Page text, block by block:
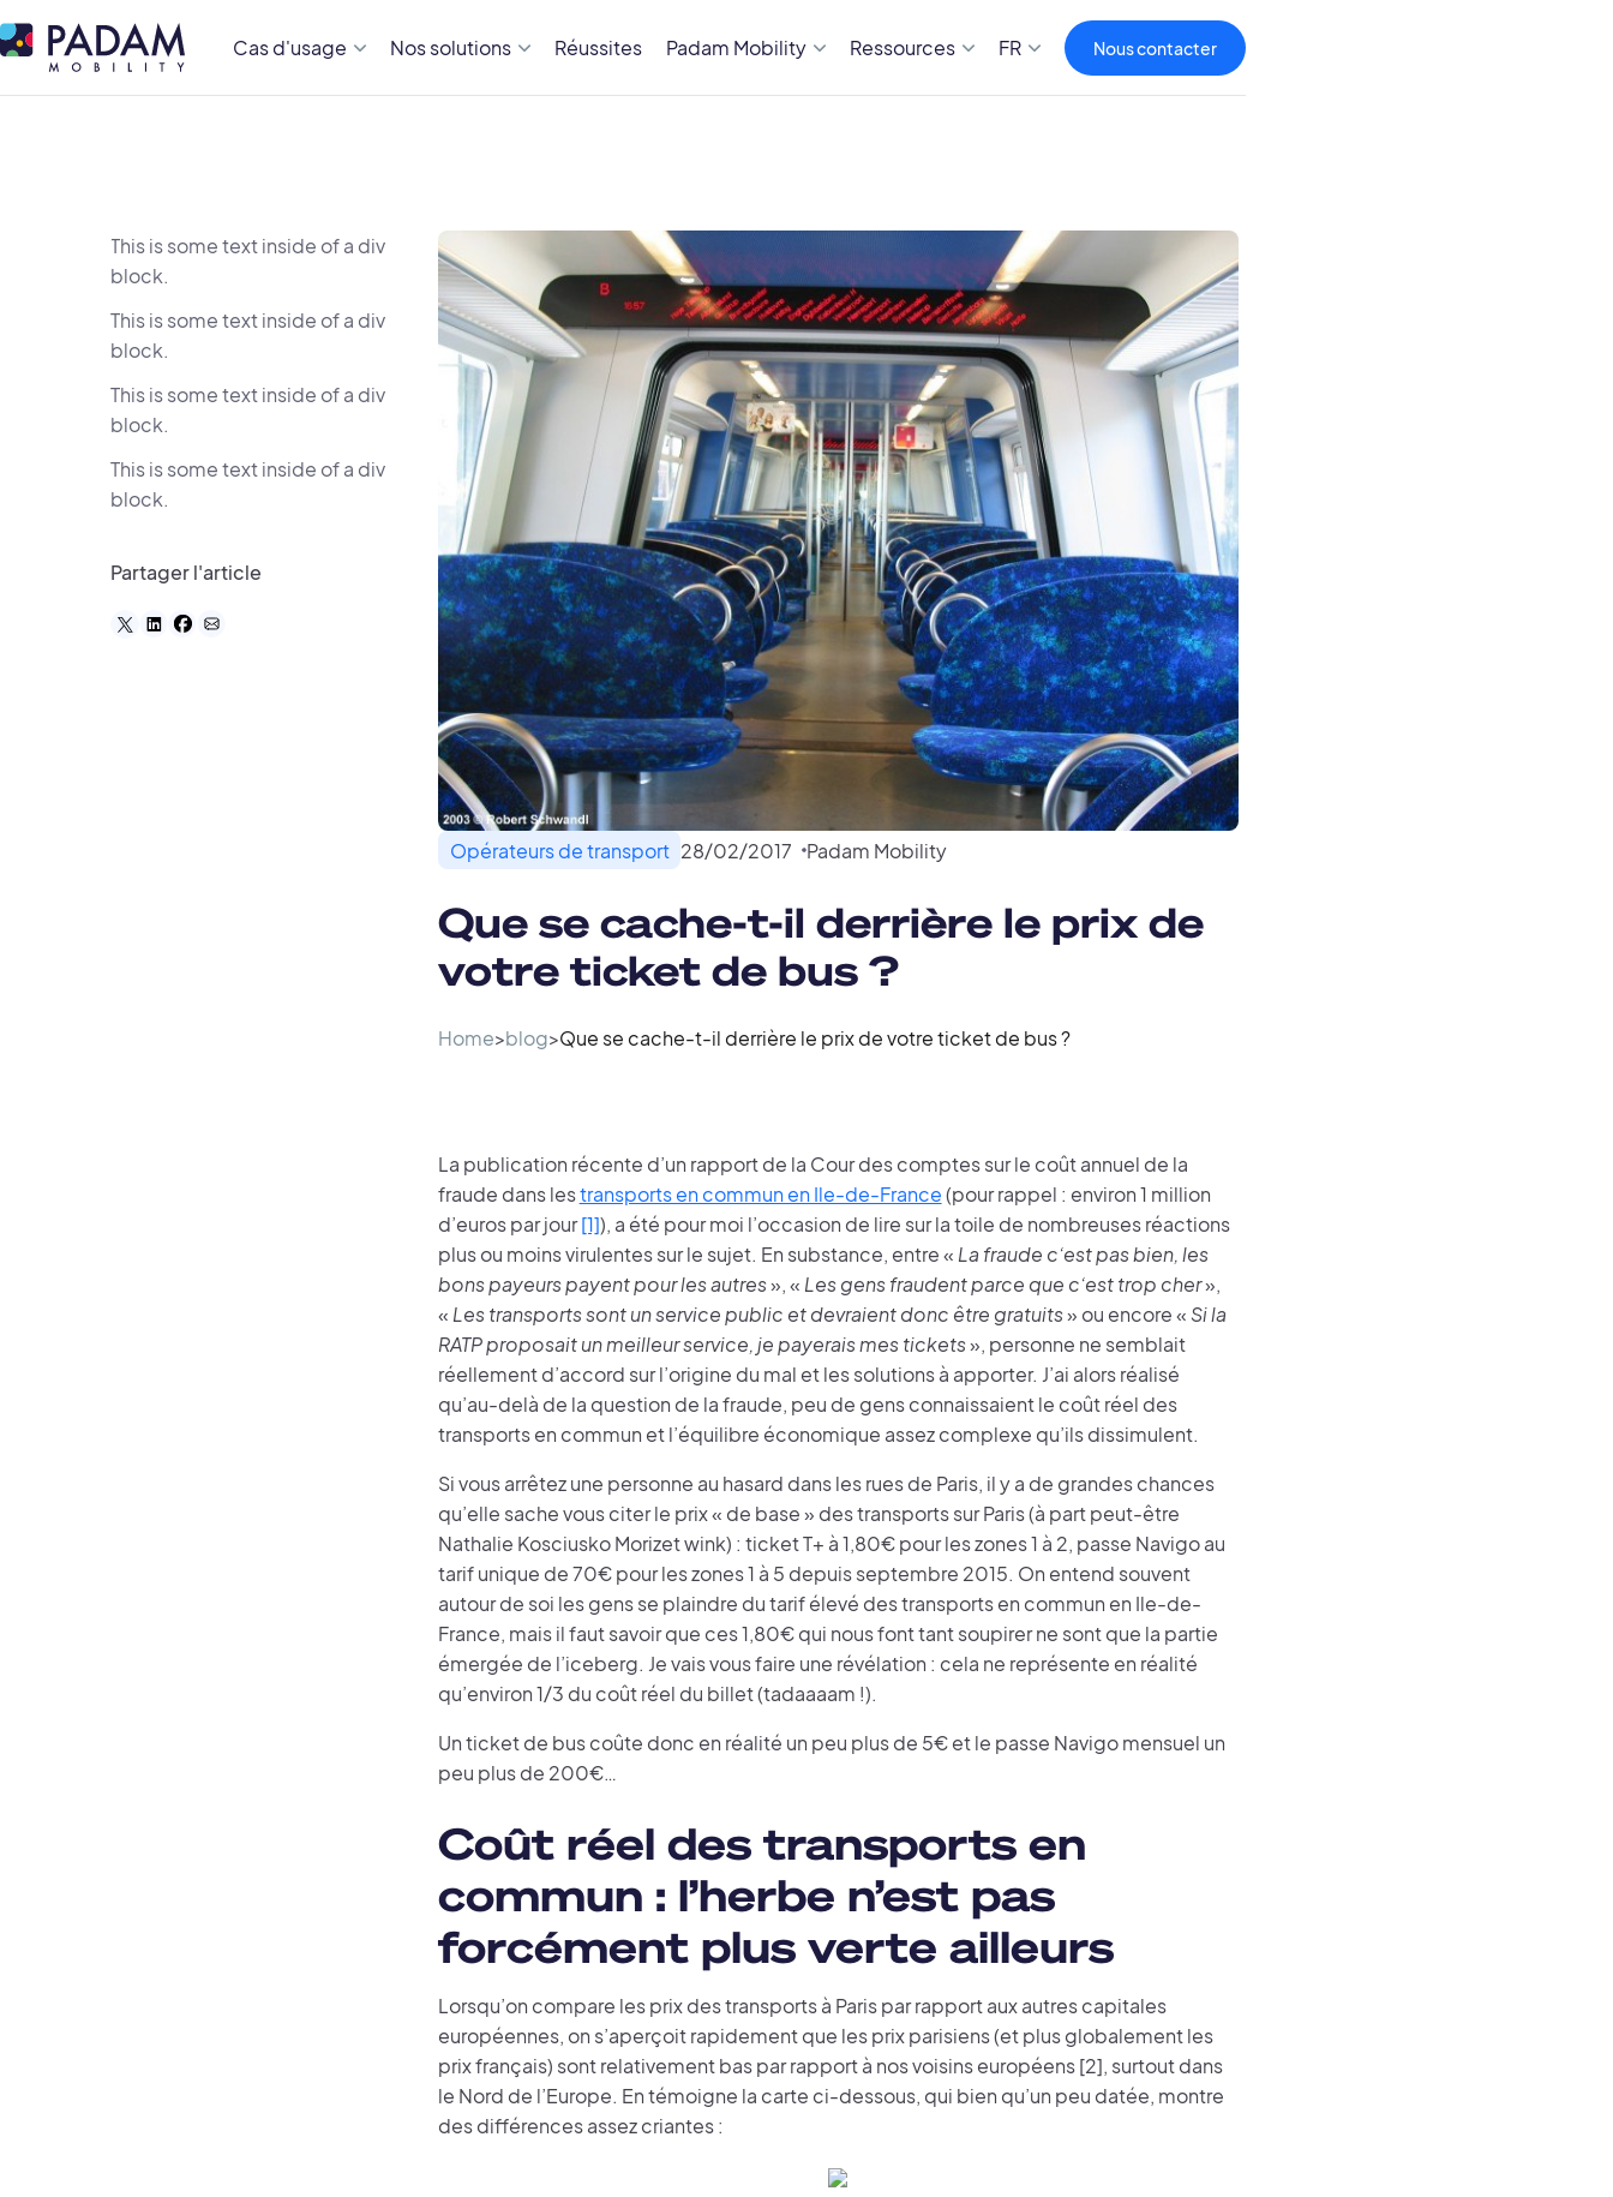
Cas d'usage Nos solutions Réussites Padam Mobility Ressources FR Nous contacter
This is some text inside of a div
block.
This is some text inside of a div
block.
This is some text inside of a div
block.
This is some text inside of a div
block.
Partager l'article
Home>blog>Que se cache-t-il derrière le prix de votre ticket de bus ?
Que se cache-t-il derrière le prix de
votre ticket de bus ?
Opérateurs de transport 28/02/2017 Padam Mobility
La publication récente d’un rapport de la Cour des comptes sur le coût annuel de la
fraude dans lestransports en commun en Ile-de-France(pour rappel : environ 1 million
d’euros par jour[1]), a été pour moi l’occasion de lire sur la toile de nombreuses réactions
plus ou moins virulentes sur le sujet. En substance, entre « La fraude c’est pas bien, les
bons payeurs payent pour les autres», « Les gens fraudent parce que c’est trop cher»,
« Les transports sont un service public et devraient donc être gratuits» ou encore « Si la
RATP proposait un meilleur service, je payerais mes tickets», personne ne semblait
réellement d’accord sur l’origine du mal et les solutions à apporter. J’ai alors réalisé
qu’au-delà de la question de la fraude, peu de gens connaissaient le coût réel des
transports en commun et l’équilibre économique assez complexe qu’ils dissimulent.
Si vous arrêtez une personne au hasard dans les rues de Paris, il y a de grandes chances
qu’elle sache vous citer le prix « de base » des transports sur Paris (à part peut-être
Nathalie Kosciusko Morizet wink) : ticket T+ à 1,80€ pour les zones 1 à 2, passe Navigo au
tarif unique de 70€ pour les zones 1 à 5 depuis septembre 2015. On entend souvent
autour de soi les gens se plaindre du tarif élevé des transports en commun en Ile-de-
France, mais il faut savoir que ces 1,80€ qui nous font tant soupirer ne sont que la partie
émergée de l’iceberg. Je vais vous faire une révélation : cela ne représente en réalité
qu’environ 1/3 du coût réel du billet (tadaaaam !).
Un ticket de bus coûte donc en réalité un peu plus de 5€ et le passe Navigo mensuel un
peu plus de 200€…
Coût réel des transports en
commun : l’herbe n’est pas
forcément plus verte ailleurs
Lorsqu’on compare les prix des transports à Paris par rapport aux autres capitales
européennes, on s’aperçoit rapidement que les prix parisiens (et plus globalement les
prix français) sont relativement bas par rapport à nos voisins européens [2], surtout dans
le Nord de l’Europe. En témoigne la carte ci-dessous, qui bien qu’un peu datée, montre
des différences assez criantes :